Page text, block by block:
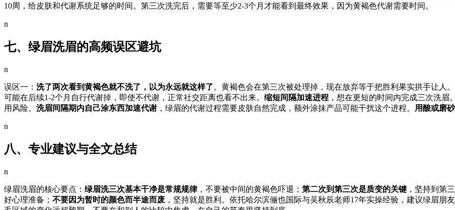
10周，给皮肤和代谢系统足够的时间。第三次洗完后，需要等至少2-3个月才能看到最终效果，因为黄褐色代谢需要时间。
n
七、绿眉洗眉的高频误区避坑
n
误区一： 洗了两次看到黄褐色就不洗了，以为永远就这样了。黄褐色会在第三次被处理掉，现在放弃等于把胜利果实拱手让人。
可能在后续1-2个月自行代谢掉，即使不代谢，正常社交距离也看不出来。 缩短间隔加速进程 ，想在更短的时间内完成三次洗
用风险。 洗眉间隔期内自己涂东西加速代谢 ，绿眉的代谢过程需要皮肤自然完成，额外涂抹产品可能干扰这个进程。 用酸或磨
n
八、专业建议与全文总结
n
绿眉洗眉的核心要点： 绿眉洗三次基本干净是常规规律，不要被中间的黄褐色吓退； 第二次到第三次是质变的关键 ，坚持到第
好心理准备； 不要因为暂时的颜色而半途而废 ，坚持就是胜利。依托哈尔滨俪也国际与吴秋辰老师17年实操经验，建议绿眉